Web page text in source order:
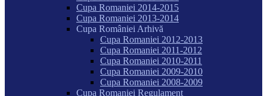
Cupa Romaniei 2014-2015
Cupa Romaniei 2013-2014
Cupa României Arhivă
Cupa Romaniei 2012-2013
Cupa Romaniei 2011-2012
Cupa Romaniei 2010-2011
Cupa Romaniei 2009-2010
Cupa Romaniei 2008-2009
Cupa Romaniei Regulament